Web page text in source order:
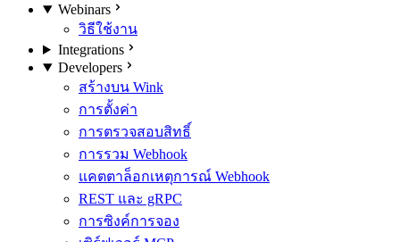
Webinars
วิธีใช้งาน
Integrations
Developers
สร้างบน Wink
การตั้งค่า
การตรวจสอบสิทธิ์
การรวม Webhook
แคตตาล็อกเหตุการณ์ Webhook
REST และ gRPC
การซิงค์การจอง